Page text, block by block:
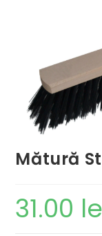
Mătură
31.00